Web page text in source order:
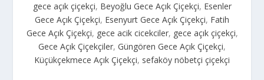
gece açık çiçekçi, Beyoğlu Gece Açık Çiçekçi, Esenler
Gece Açık Çiçekçi, Esenyurt Gece Açık Çiçekçi, Fatih
Gece Açık Çiçekçi, gece acik cicekciler, gece açık çiçekçi,
Gece Açık Çiçekçiler, Güngören Gece Açık Çiçekçi,
Küçükçekmece Açık Çiçekçi, sefaköy nöbetçi çiçekçi